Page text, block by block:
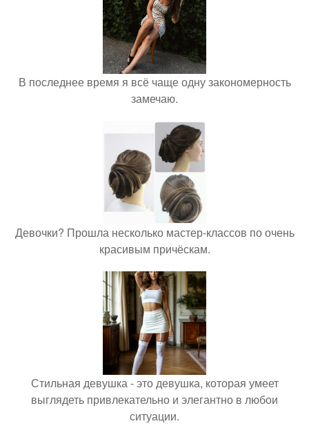
В последнее время я всё чаще одну закономерность
замечаю.
Девочки? Прошла несколько мастер-классов по очень
красивым причёскам.
Стильная девушка - это девушка, которая умеет
выглядеть привлекательно и элегантно в любои
ситуации.